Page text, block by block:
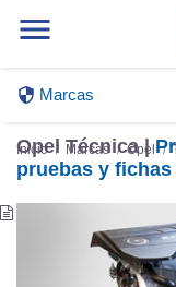
Marcas
Inicio Marcas Opel
Opel Técnica |
pruebas y